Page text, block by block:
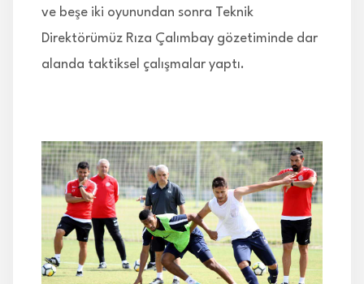
ve beşe iki oyunundan sonra Teknik
Direktörümüz Rıza Çalımbay gözetiminde dar
alanda taktiksel çalışmalar yaptı.